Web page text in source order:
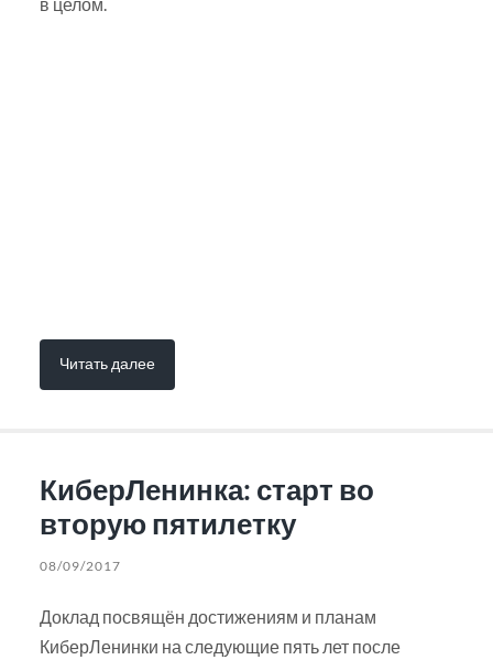
в целом.
Читать далее
КиберЛенинка: старт во
вторую пятилетку
08/09/2017
Доклад посвящён достижениям и планам
КиберЛенинки на следующие пять лет после